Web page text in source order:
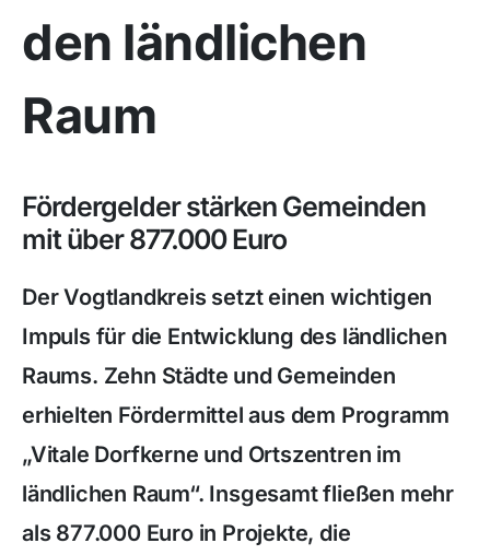
den ländlichen
Raum
Fördergelder stärken Gemeinden
mit über 877.000 Euro
Der Vogtlandkreis setzt einen wichtigen
Impuls für die Entwicklung des ländlichen
Raums. Zehn Städte und Gemeinden
erhielten Fördermittel aus dem Programm
„Vitale Dorfkerne und Ortszentren im
ländlichen Raum“. Insgesamt fließen mehr
als 877.000 Euro in Projekte, die